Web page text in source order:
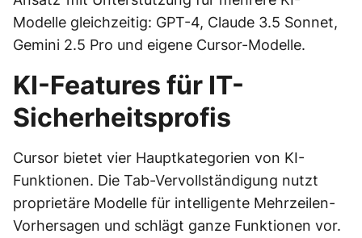
Modelle gleichzeitig: GPT-4, Claude 3.5 Sonnet,
Gemini 2.5 Pro und eigene Cursor-Modelle.
KI-Features für IT-
Sicherheitsprofis
Cursor bietet vier Hauptkategorien von KI-
Funktionen. Die Tab-Vervollständigung nutzt
proprietäre Modelle für intelligente Mehrzeilen-
Vorhersagen und schlägt ganze Funktionen vor.